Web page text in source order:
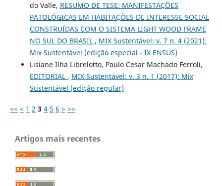
do Valle, RESUMO DE TESE: MANIFESTAÇÕES
PATOLÓGICAS EM HABITAÇÕES DE INTERESSE SOCIAL
CONSTRUÍDAS COM O SISTEMA LIGHT WOOD FRAME
NO SUL DO BRASIL , MIX Sustentável: v. 7 n. 4 (2021):
Mix Sustentável (edição especial - IX ENSUS)
Lisiane Ilha Librelotto, Paulo Cesar Machado Ferroli,
EDITORIAL , MIX Sustentável: v. 3 n. 1 (2017): Mix
Sustentável (edição regular)
<< < 1 2 3 4 5 6 > >>
Artigos mais recentes